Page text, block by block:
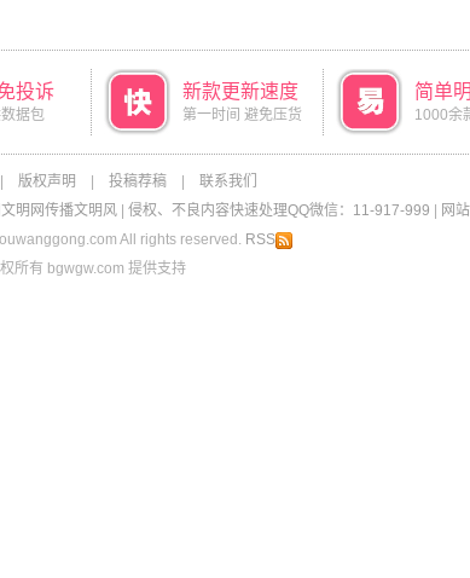
投诉
据包
新款更新速度
第一时间 避免压货
简单
1000余
版权声明 投稿荐稿
联系我们
明网传播文明风| 侵权、不良内容快速处理QQ微信：11-917-999
网
All rights reserved. RSS
所有 bgwgw.com 提供支持